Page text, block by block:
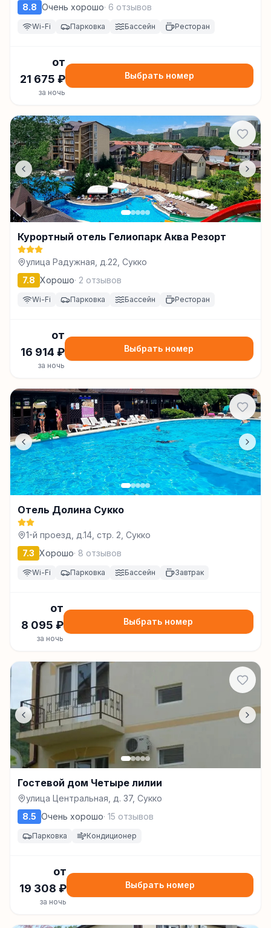
8.8 Очень хорошо· 6 отзывов
Wi-Fi Парковка Бассейн Ресторан
от
21 675 ₽
за ночь
Выбрать номер
Курортный отель Гелиопарк Аква Резорт
улица Радужная, д.22, Сукко
7.8 Хорошо· 2 отзывов
Wi-Fi Парковка Бассейн Ресторан
от
16 914 ₽
за ночь
Выбрать номер
Отель Долина Сукко
1-й проезд, д.14, стр. 2, Сукко
7.3 Хорошо· 8 отзывов
Wi-Fi Парковка Бассейн Завтрак
от
8 095 ₽
за ночь
Выбрать номер
Гостевой дом Четыре лилии
улица Центральная, д. 37, Сукко
8.5 Очень хорошо· 15 отзывов
Парковка Кондиционер
от
19 308 ₽
за ночь
Выбрать номер